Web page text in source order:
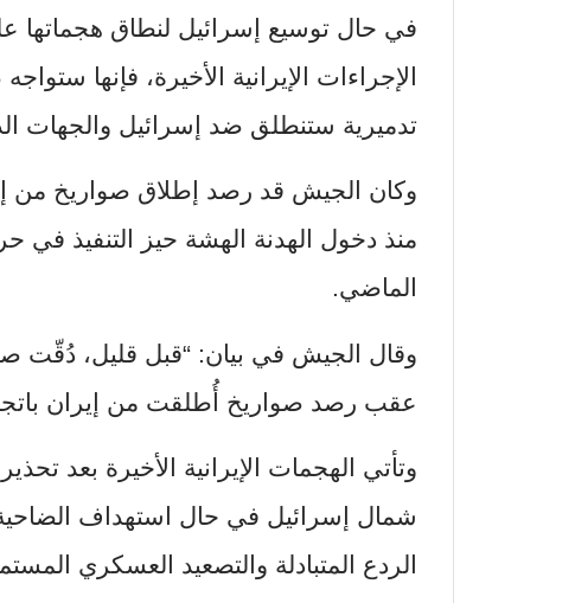
في حال توسيع إسرائيل لنطاق هجماتها
الإجراءات الإيرانية الأخيرة، فإنها
تدميرية ستنطلق ضد إسرائيل والجهات
وكان الجيش قد رصد إطلاق صواريخ من
منذ دخول الهدنة الهشة حيز التنفيذ
الماضي.
وقال الجيش في بيان: “قبل قليل، دُقّت
عقب رصد صواريخ أُطلقت من إيران
وتأتي الهجمات الإيرانية الأخيرة بعد
شمال إسرائيل في حال استهداف الضاحية
الردع المتبادلة والتصعيد العسكري